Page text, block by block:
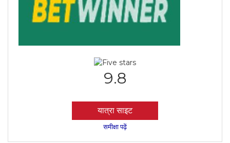
9.8
यात्रा साइट
समीक्षा पढ़ें